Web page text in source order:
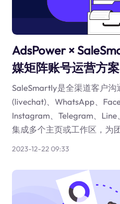
AdsPower ×
媒矩阵账号运营方案
SaleSmartly是全渠道客户
(livechat)、WhatsApp、
Instagram、Telegram、
集成多个主页或工作区，为
2023-12-22 09:33